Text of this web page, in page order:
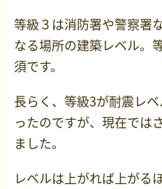
等級３は消防署や警察署
なる場所の建築レベル。
須です。
長らく、等級3が耐震レ
ったのですが、現在では
ました。
レベルは上がれば上がる